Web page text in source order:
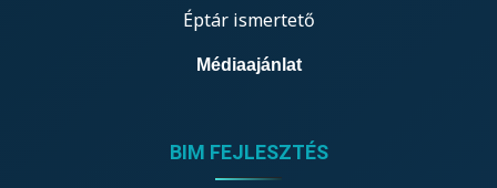
Éptár ismertető
Médiaajánlat
BIM FEJLESZTÉS